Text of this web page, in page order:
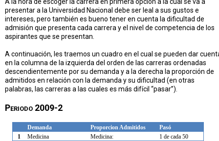
presentar a la Universidad Nacional debe ser leal a sus gustos e
intereses, pero también es bueno tener en cuenta la dificultad de
admisión que presenta cada carrera y el nivel de competencia de los
aspirantes que se presentan.
A continuación, les traemos un cuadro en el cual se pueden dar
en la columna de la izquierda del orden de las carreras ordenadas
descendientemente por su demanda y a la derecha la proporción de
admitidos en relación con la demanda y su dificultad (en otras
palabras, las carreras a las cuales es más difícil “pasar”).
Periodo 2009-2
Demanda ProporcionAdmitidos
Pasó
1
Medicina Medicina:
1 de cada 50